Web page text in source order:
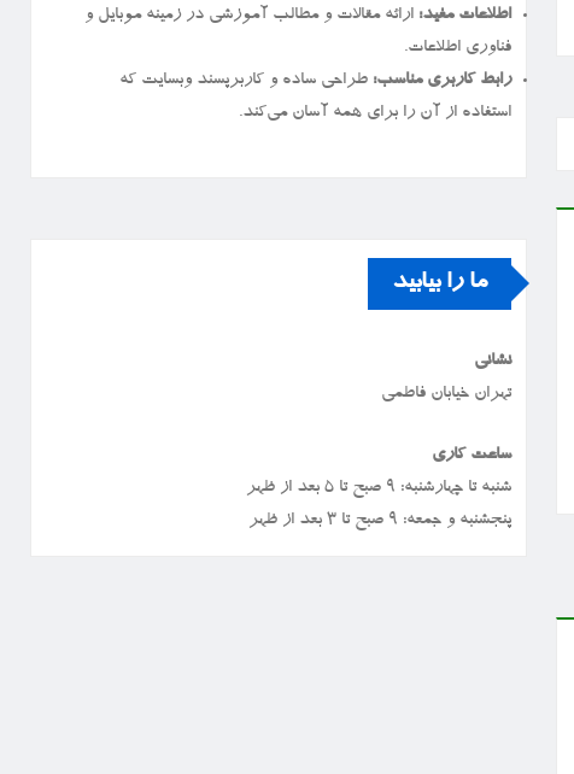
اطلاعات مفید: ارائه مقالات و مطالب آموزشی در زمینه موبایل و
فناوری اطلاعات.
رابط کاربری مناسب: طراحی ساده و کاربرپسند وبسایت که
استفاده از آن را برای همه آسان می‌کند.
ما را بیابید
نشانی
تهران خیابان فاطمی
ساعت کاری
شنبه تا چهارشنبه: ۹ صبح تا ۵ بعد از ظهر
پنجشنبه و جمعه: ۹ صبح تا ۳ بعد از ظهر